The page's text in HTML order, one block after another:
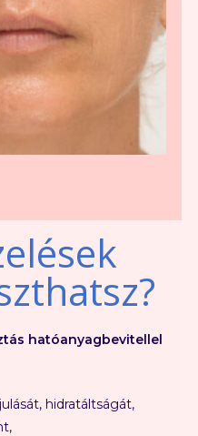
hatóanyagbevitellel
hidratáltságát,